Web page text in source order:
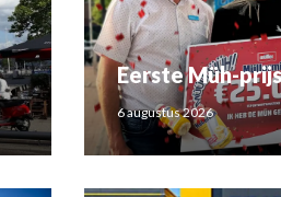
Eerste Müh-
6 augustus 2026